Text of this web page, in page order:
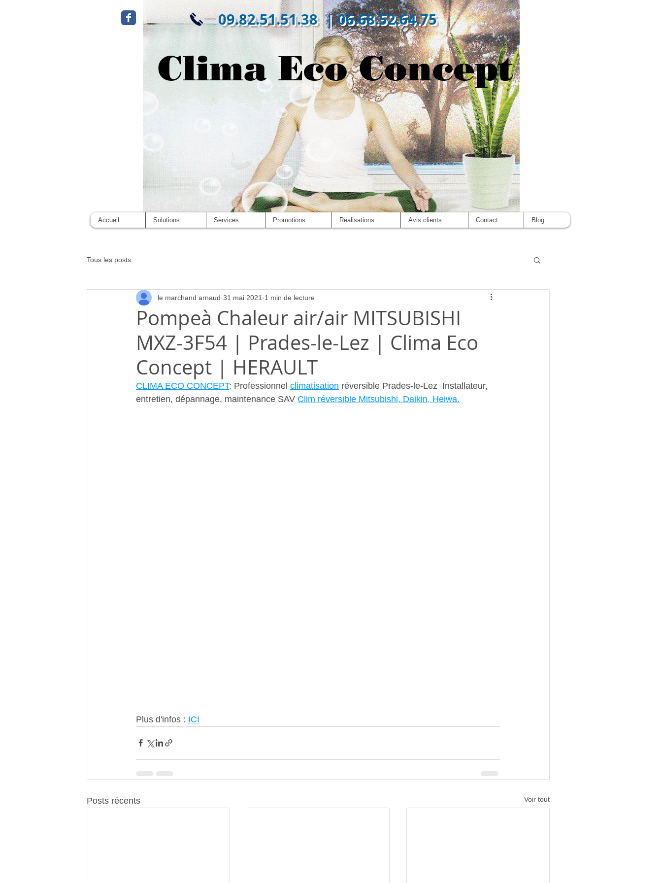
09.82.51.51.38 | 06.68.52.64.75
Clima Eco Concept
Accueil Solutions Services Promotions Réalisations Avis clients Contact Blog
Tous les posts
Pompeà Chaleur air/air MITSUBISHI
MXZ-3F54 | Prades-le-Lez | Clima Eco
Concept | HERAULT
le marchand arnaud 31 mai 2021 1 min de lecture
CLIMA ECO CONCEPT: Professionnel climatisation réversible Prades-le-Lez  Installateur,
entretien, dépannage, maintenance SAV Clim réversible Mitsubishi, Daikin, Heiwa.
Plus d'infos : ICI
Posts récents Voir tout